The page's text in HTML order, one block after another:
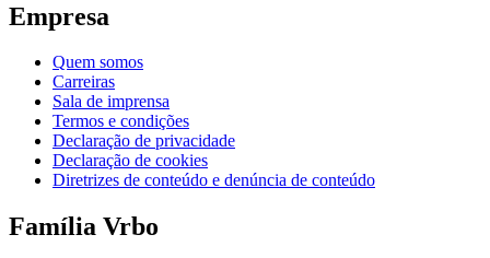
Empresa
Quem somos
Carreiras
Sala de imprensa
Termos e condições
Declaração de privacidade
Declaração de cookies
Diretrizes de conteúdo e denúncia de conteúdo
Família Vrbo